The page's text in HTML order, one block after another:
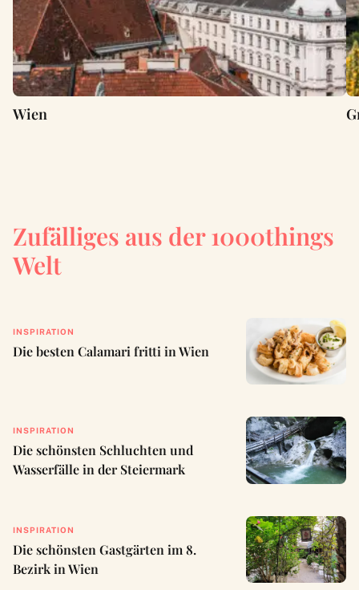
Wien
Zufälliges aus der 1000things
Welt
INSPIRATION
Die besten Calamari fritti in Wien
INSPIRATION
Die schönsten Schluchten und
Wasserfälle in der Steiermark
INSPIRATION
Die schönsten Gastgärten im 8.
Bezirk in Wien